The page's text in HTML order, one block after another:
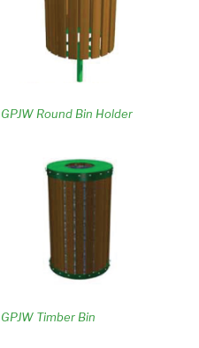
GPJW Round Bin Holder
GPJW Timber Bin